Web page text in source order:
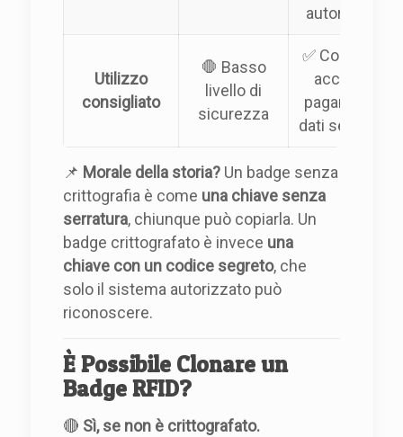
autorizzati
Utilizzo
consigliato
🛑 Basso
livello di
sicurezza
✅ Controllo
accessi,
pagamenti,
dati sensibili
📌 Morale della storia? Un badge senza
crittografia è come una chiave senza
serratura, chiunque può copiarla. Un
badge crittografato è invece una
chiave con un codice segreto, che
solo il sistema autorizzato può
riconoscere.
È Possibile Clonare un
Badge RFID?
🔴 Sì, se non è crittografato.